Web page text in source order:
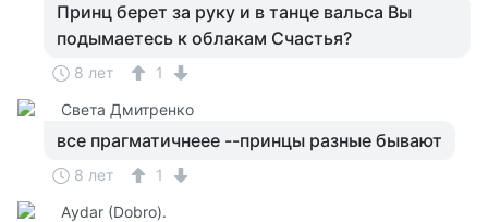
Принц берет за руку и в танце вальса Вы
подымаетесь к облакам Счастья?
8 лет
1
Света Дмитренко
все прагматичнеее --принцы разные бывают
8 лет
1
Аydar (Dobro).